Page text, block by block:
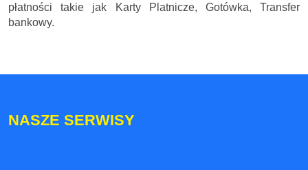
płatności takie jak Karty Platnicze, Gotówka, Transfer
bankowy.
NASZE SERWISY